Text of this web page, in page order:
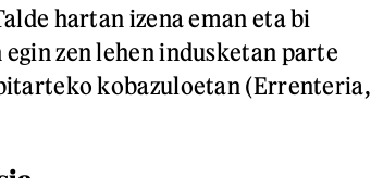
hartan izena eman eta bi
zen lehen indusketan parte
kobazuloetan (Errenteria,